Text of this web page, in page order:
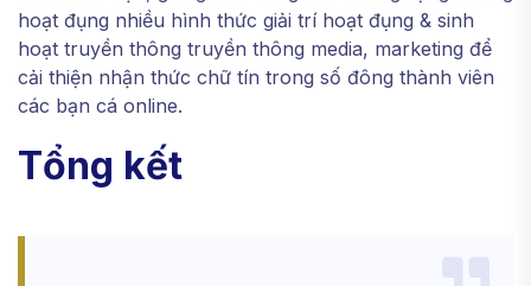
hoạt đụng nhiều hình thức giải trí hoạt đụng & sinh
hoạt truyền thông truyền thông media, marketing để
cải thiện nhận thức chữ tín trong số đông thành viên
các bạn cá online.
Tổng kết